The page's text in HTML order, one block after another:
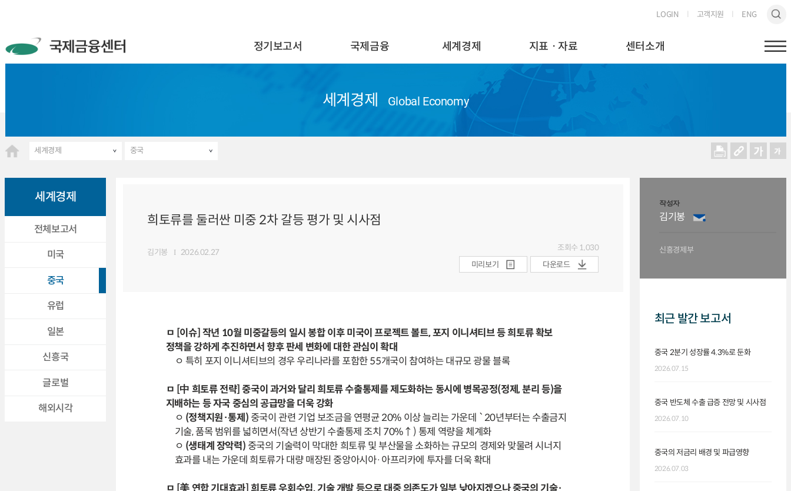
LOGIN 고객지원 ENG
정기보고서 국제금융 세계경제 지표ㆍ자료 센터소개
세계경제 Global Economy
세계경제 중국
세계경제
전체보고서
미국
중국
유럽
일본
신흥국
글로벌
해외시각
희토류를 둘러싼 미중 2차 갈등 평가 및 시사점
김기봉 2026.02.27 조회수 1,030
미리보기
다운로드
ㅁ [이슈] 작년 10월 미중갈등의 일시 봉합 이후 미국이 프로젝트 볼트, 포지 이니셔티브 등 희토류 확보
정책을 강하게 추진하면서 향후 판세 변화에 대한 관심이 확대
ㅇ 특히 포지 이니셔티브의 경우 우리나라를 포함한 55개국이 참여하는 대규모 광물 블록
ㅁ [中 희토류 전략] 중국이 과거와 달리 희토류 수출통제를 제도화하는 동시에 병목공정(정제, 분리 등)을
지배하는 등 자국 중심의 공급망을 더욱 강화
ㅇ (정책지원·통제) 중국이 관련 기업 보조금을 연평균 20% 이상 늘리는 가운데 `20년부터는 수출금지
기술, 품목 범위를 넓히면서(작년 상반기 수출통제 조치 70%↑) 통제 역량을 체계화
ㅇ (생태계 장악력) 중국의 기술력이 막대한 희토류 및 부산물을 소화하는 규모의 경제와 맞물려 시너지
효과를 내는 가운데 희토류가 대량 매장된 중앙아시아·아프리카에 투자를 더욱 확대
ㅁ [美 연합 기대효과] 희토류 우회수입, 기술 개발 등으로 대중 의존도가 일부 낮아지겠으나 중국의 기술·
작성자
김기봉
신흥경제부
최근 발간 보고서
중국 2분기 성장률 4.3%로 둔화
2026.07.15
중국 반도체 수출 급증 전망 및 시사점
2026.07.10
중국의 저금리 배경 및 파급영향
2026.07.03